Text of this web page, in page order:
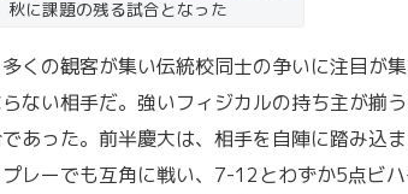
秋に課題の残る試合となった
くの観客が集い伝統校同士の争いに注目が
ない相手だ。強いフィジカルの持ち主が揃
あった。前半慶大は、相手を自陣に踏み込
レーでも互角に戦い、7-12とわずか5点ビ